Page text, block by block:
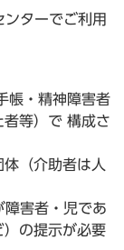
ターでご利用
帳・精神障害者
等）で 構成さ
（介助者は人
害者・児であ
）の提示が必要